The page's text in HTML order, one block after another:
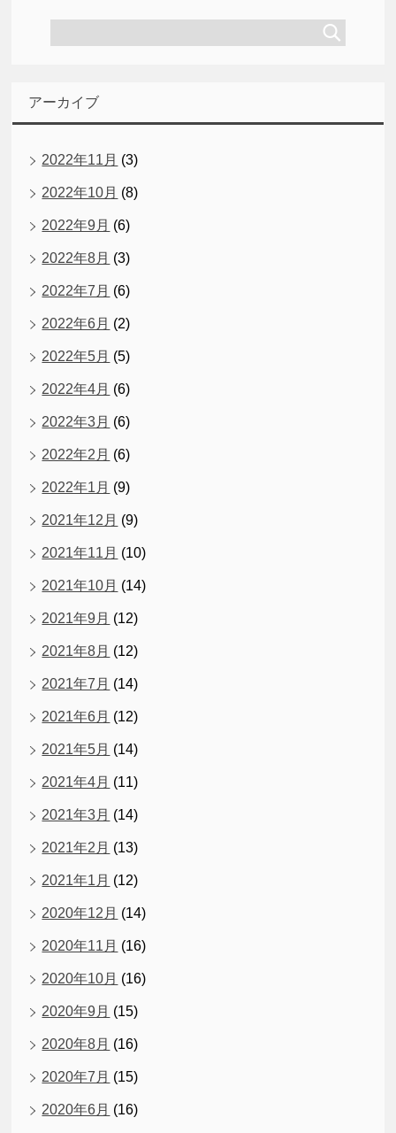
アーカイブ
2022年11月 (3)
2022年10月 (8)
2022年9月 (6)
2022年8月 (3)
2022年7月 (6)
2022年6月 (2)
2022年5月 (5)
2022年4月 (6)
2022年3月 (6)
2022年2月 (6)
2022年1月 (9)
2021年12月 (9)
2021年11月 (10)
2021年10月 (14)
2021年9月 (12)
2021年8月 (12)
2021年7月 (14)
2021年6月 (12)
2021年5月 (14)
2021年4月 (11)
2021年3月 (14)
2021年2月 (13)
2021年1月 (12)
2020年12月 (14)
2020年11月 (16)
2020年10月 (16)
2020年9月 (15)
2020年8月 (16)
2020年7月 (15)
2020年6月 (16)